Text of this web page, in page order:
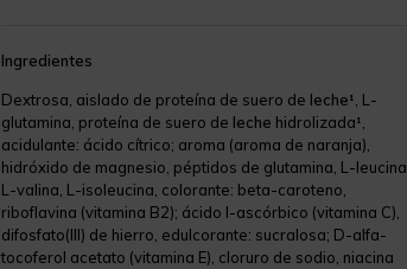
Ingredientes
Dextrosa, aislado de proteína de suero de leche¹ , L-
glutamina, proteína de suero de leche hidrolizada¹,
acidulante: ácido cítrico; aroma (aroma de naranja),
hidróxido de magnesio, péptidos de glutamina, L-leucina,
L-valina, L-isoleucina, colorante: beta-caroteno,
riboflavina (vitamina B2); ácido l-ascórbico (vitamina C),
difosfato(III) de hierro, edulcorante: sucralosa; D-alfa-
tocoferol acetato (vitamina E), cloruro de sodio, niacina